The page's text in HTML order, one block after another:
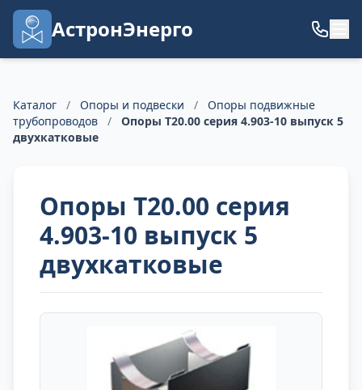
АстронЭнерго
Каталог / Опоры и подвески /
Опоры подвижные
трубопроводов
/
Опоры Т20.00 серия 4.903-10 выпуск 5
двухкатковые
Опоры Т20.00 серия
4.903-10 выпуск 5
двухкатковые